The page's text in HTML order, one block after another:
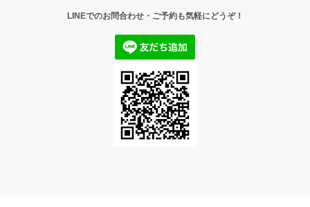
LINEでのお問合わせ・ご予約も気軽にどうぞ！